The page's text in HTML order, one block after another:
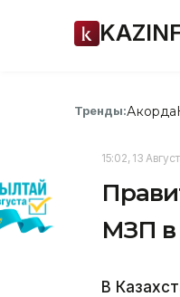
Тренды:Акорда
15:02, 13
МЗП в
В